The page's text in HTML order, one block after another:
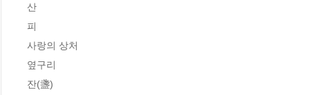
산
피
사랑의 상처
옆구리
잔(盞)